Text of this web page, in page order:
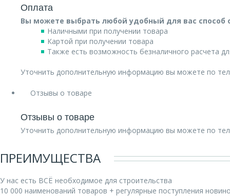
Оплата
Вы можете выбрать любой удобный для вас способ
Наличными при получении товара
Картой при получении товара
Также есть возможность безналичного расчета
Уточнить дополнительную информацию вы можете по
Отзывы о товаре
Отзывы о товаре
Уточнить дополнительную информацию вы можете по
ПРЕИМУЩЕСТВА
У нас есть ВСЁ необходимое для строительства
10 000 наименований товаров + регулярные поступления